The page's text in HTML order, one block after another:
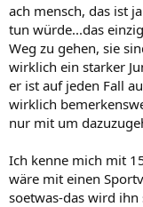
ach mensch, das ist
tun würde...das
Weg zu gehen, sie
wirklich ein starker
er ist auf jeden Fall
wirklich
nur mit um
Ich kenne mich mit
wäre mit einen
soetwas-das wird